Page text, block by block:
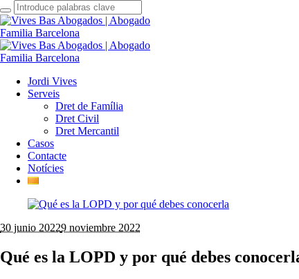
Jordi Vives
Serveis
Dret de Família
Dret Civil
Dret Mercantil
Casos
Contacte
Notícies
30 junio 20229 noviembre 2022
Qué es la LOPD y por qué debes